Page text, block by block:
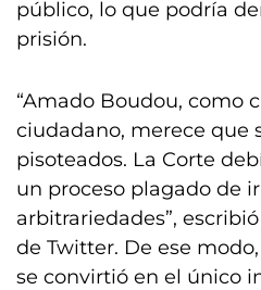
público, lo que podría
prisión.
“Amado Boudou, como
ciudadano, merece que
pisoteados. La Corte
un proceso plagado de
arbitrariedades”,
de Twitter. De ese
se convirtió en el único